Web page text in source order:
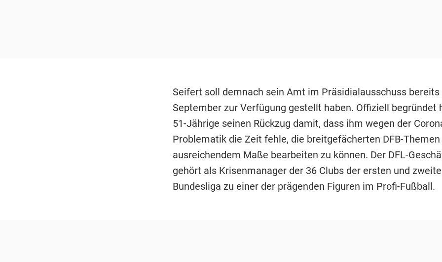
Seifert soll demnach sein Amt im Präsidialausschuss bereits
September zur Verfügung gestellt haben. Offiziell begründet
51-Jährige seinen Rückzug damit, dass ihm wegen der
Problematik die Zeit fehle, die breitgefächerten DFB-Themen
ausreichendem Maße bearbeiten zu können. Der DFL-
gehört als Krisenmanager der 36 Clubs der ersten und
Bundesliga zu einer der prägenden Figuren im Profi-Fußball.